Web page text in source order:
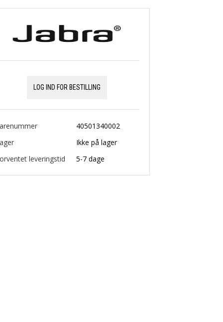
LOG IND FOR BESTILLING
40501340002
Ikke på lager
leveringstid
5-7 dage